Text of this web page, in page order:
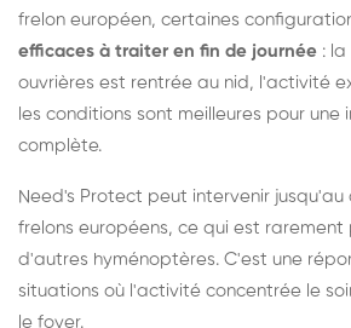
frelon européen, certaines
efficaces à traiter en fin de journée :
ouvrières est rentrée au nid, l'activité
les conditions sont meilleures pour une
complète.
Need's Protect peut intervenir jusqu'au
frelons européens, ce qui est rarement
d'autres hyménoptères. C'est une
situations où l'activité concentrée le
le foyer.